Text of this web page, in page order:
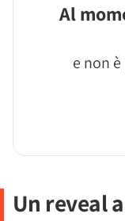
Al
e non
Un reveal